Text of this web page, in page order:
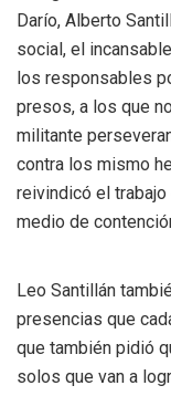
Darío, Alberto
social, el
los responsables
presos, a los que
militante
contra los mismo
reivindicó el
medio de
Leo Santillán
presencias que
que también pidió
solos que van a